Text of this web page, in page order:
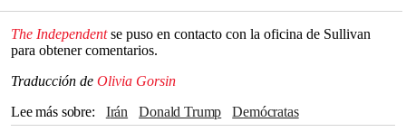
The Independentse puso en contacto con la oficina de Sullivan
para obtener comentarios.
Traducción de Olivia Gorsin
Lee más sobre
Irán Donald Trump
Demócratas